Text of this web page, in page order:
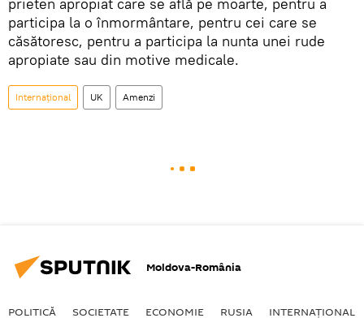
prieten apropiat care se află pe moarte, pentru a
participa la o înmormântare, pentru cei care se
căsătoresc, pentru a participa la nunta unei rude
apropiate sau din motive medicale.
Internaţional UK Amenzi
Moldova-România
POLITICĂ SOCIETATE ECONOMIE RUSIA INTERNAŢIONAL